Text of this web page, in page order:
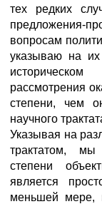
тех редких
предложения-
вопросам
указываю на
рассмотрения
степени, чем
научного
Указывая на
трактатом, мы
степени
является
меньшей мере,